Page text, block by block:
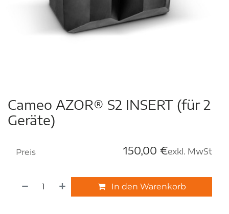
Cameo AZOR® S2 INSERT (für 2
Geräte)
In den Warenkorb
Preis 150,00 €exkl. MwSt